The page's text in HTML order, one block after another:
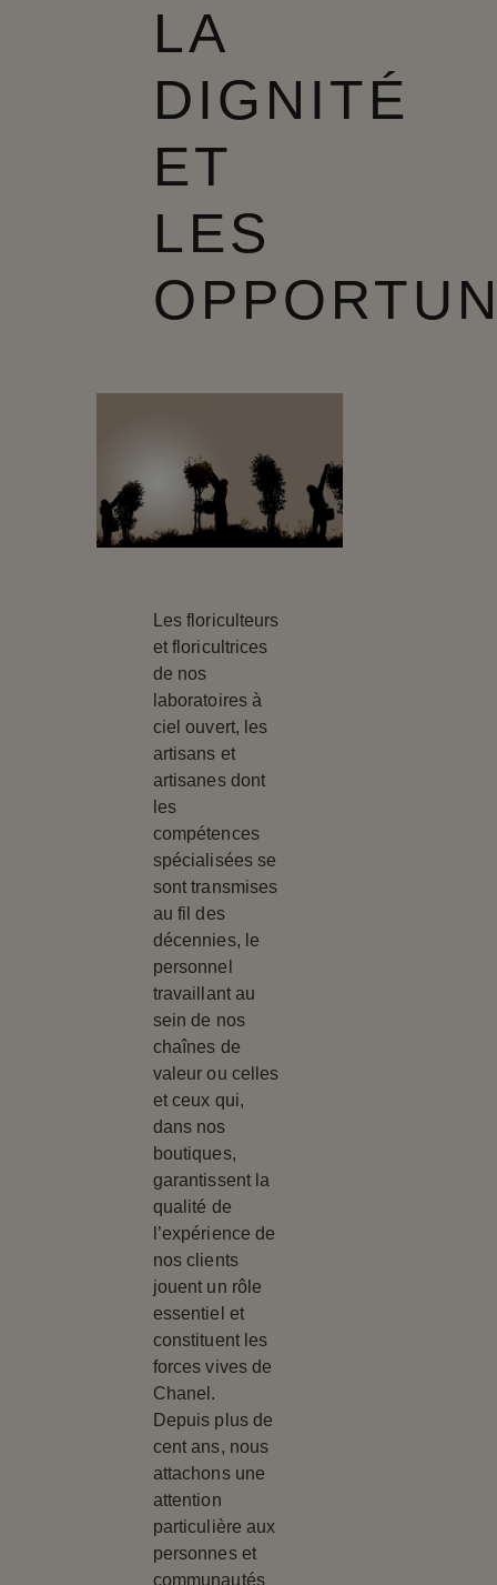
LA
DIGNITÉ
ET
LES
Les floriculteurs
et floricultrices
de nos
laboratoires à
ciel ouvert, les
artisans et
artisanes dont
les
compétences
spécialisées se
sont transmises
au fil des
décennies, le
personnel
travaillant au
sein de nos
chaînes de
valeur ou celles
et ceux qui,
dans nos
boutiques,
garantissent la
qualité de
l’expérience de
nos clients
jouent un rôle
essentiel et
constituent les
forces vives de
Chanel.
Depuis plus de
cent ans, nous
attachons une
attention
particulière aux
personnes et
communautés